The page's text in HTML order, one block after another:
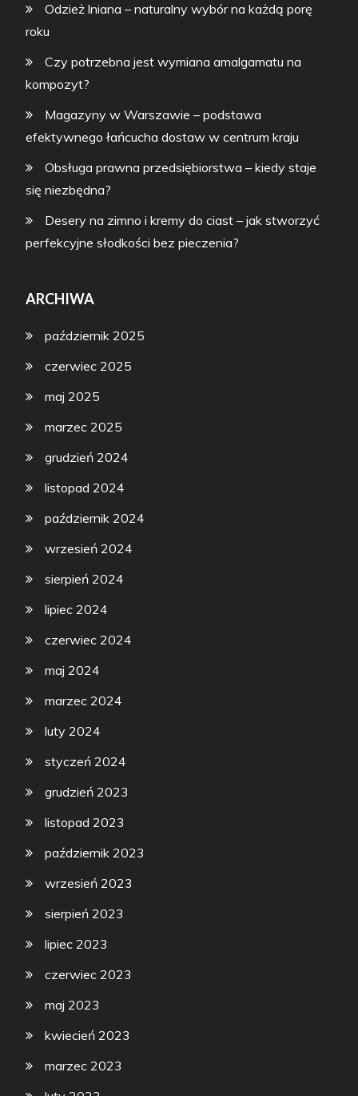
Odzież lniana – naturalny wybór na każdą porę
roku
Czy potrzebna jest wymiana amalgamatu na
kompozyt?
Magazyny w Warszawie – podstawa
efektywnego łańcucha dostaw w centrum kraju
Obsługa prawna przedsiębiorstwa – kiedy staje
się niezbędna?
Desery na zimno i kremy do ciast – jak stworzyć
perfekcyjne słodkości bez pieczenia?
ARCHIWA
październik 2025
czerwiec 2025
maj 2025
marzec 2025
grudzień 2024
listopad 2024
październik 2024
wrzesień 2024
sierpień 2024
lipiec 2024
czerwiec 2024
maj 2024
marzec 2024
luty 2024
styczeń 2024
grudzień 2023
listopad 2023
październik 2023
wrzesień 2023
sierpień 2023
lipiec 2023
czerwiec 2023
maj 2023
kwiecień 2023
marzec 2023